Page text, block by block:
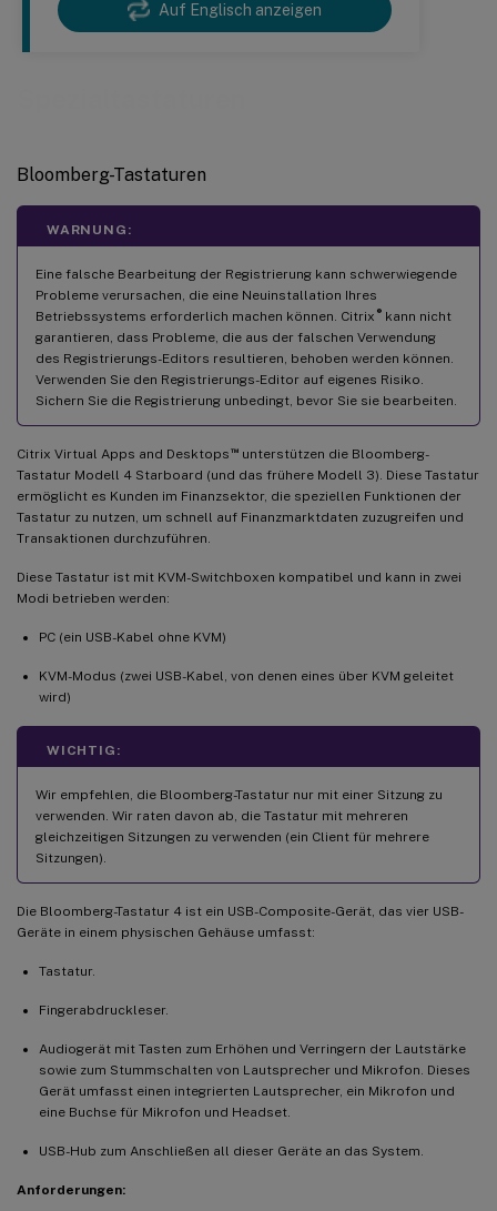
Auf Englisch anzeigen
Bloomberg-Tastaturen
WARNUNG:
Eine falsche Bearbeitung der Registrierung kann schwerwiegende
Probleme verursachen, die eine Neuinstallation Ihres
Betriebssystems erforderlich machen können. Citrix ®kann nicht
garantieren, dass Probleme, die aus der falschen Verwendung
des Registrierungs-Editors resultieren, behoben werden können.
Verwenden Sie den Registrierungs-Editor auf eigenes Risiko.
Sichern Sie die Registrierung unbedingt, bevor Sie sie bearbeiten.
Citrix Virtual Apps and Desktops ™unterstützen die Bloomberg-
Tastatur Modell 4 Starboard (und das frühere Modell 3). Diese Tastatur
ermöglicht es Kunden im Finanzsektor, die speziellen Funktionen der
Tastatur zu nutzen, um schnell auf Finanzmarktdaten zuzugreifen und
Transaktionen durchzuführen.
Diese Tastatur ist mit KVM-Switchboxen kompatibel und kann in zwei
Modi betrieben werden:
PC (ein USB-Kabel ohne KVM)
KVM-Modus (zwei USB-Kabel, von denen eines über KVM geleitet
wird)
WICHTIG:
Wir empfehlen, die Bloomberg-Tastatur nur mit einer Sitzung zu
verwenden. Wir raten davon ab, die Tastatur mit mehreren
gleichzeitigen Sitzungen zu verwenden (ein Client für mehrere
Sitzungen).
Die Bloomberg-Tastatur 4 ist ein USB-Composite-Gerät, das vier USB-
Geräte in einem physischen Gehäuse umfasst:
Tastatur.
Fingerabdruckleser.
Audiogerät mit Tasten zum Erhöhen und Verringern der Lautstärke
sowie zum Stummschalten von Lautsprecher und Mikrofon. Dieses
Gerät umfasst einen integrierten Lautsprecher, ein Mikrofon und
eine Buchse für Mikrofon und Headset.
USB-Hub zum Anschließen all dieser Geräte an das System.
Anforderungen: